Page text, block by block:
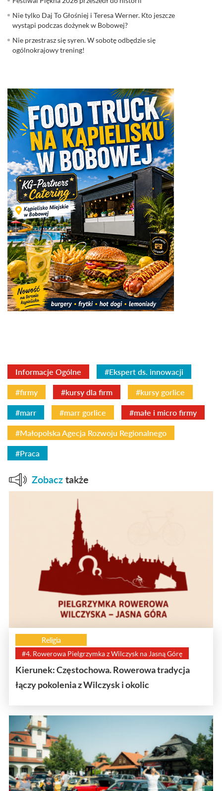
Nie tylko Daj To Głośniej i Teresa Werner. Kto jeszcze
wystąpi podczas dożynek w Bobowej?
Nie przestrasz się syren. W sobotę odbędzie się
ogólnokrajowy trening!
Informacje Ogólne #Ekspert ds. innowacji
#firmy #kursy dla firm #kursy gorlice
#marr #marr gorlice #małe i micro firmy
#Małopolska Agecja Rozwoju Regionalnego
#Praca
Zobacz także
Religia
#4. Rowerowa Pielgrzymka z Wilczysk na Jasną Górę
Kierunek: Częstochowa. Rowerowa tradycja
łączy pokolenia z Wilczysk i okolic